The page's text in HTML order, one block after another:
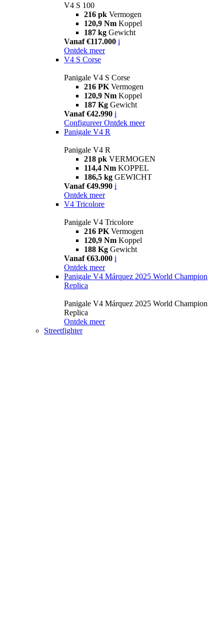
V4 S 100
216 pk Vermogen
120,9 Nm Koppel
187 kg Gewicht
Vanaf €117.000 i
Ontdek meer
V4 S Corse
Panigale V4 S Corse
216 PK Vermogen
120,9 Nm Koppel
187 Kg Gewicht
Vanaf €42.990 i
Configureer Ontdek meer
Panigale V4 R
Panigale V4 R
218 pk VERMOGEN
114,4 Nm KOPPEL
186,5 kg GEWICHT
Vanaf €49.990 i
Ontdek meer
V4 Tricolore
Panigale V4 Tricolore
216 PK Vermogen
120,9 Nm Koppel
188 Kg Gewicht
Vanaf €63.000 i
Ontdek meer
Panigale V4 Márquez 2025 World Champion
Replica
Panigale V4 Márquez 2025 World Champion
Replica
Ontdek meer
Streetfighter